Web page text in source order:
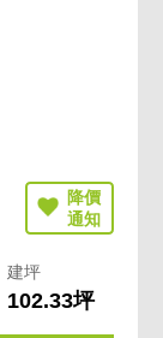
建坪
102.33坪